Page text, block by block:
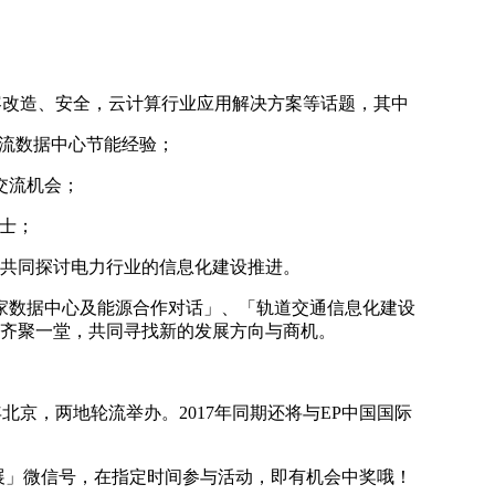
、安全，云计算行业应用解决方案等话题，其中
据中心节能经验；
机会；
；
探讨电力行业的信息化建设推进。
据中心及能源合作对话」、「轨道交通信息化建设
聚一堂，共同寻找新的发展方向与商机。
，两地轮流举办。2017年同期还将与EP中国国际
信号，在指定时间参与活动，即有机会中奖哦！